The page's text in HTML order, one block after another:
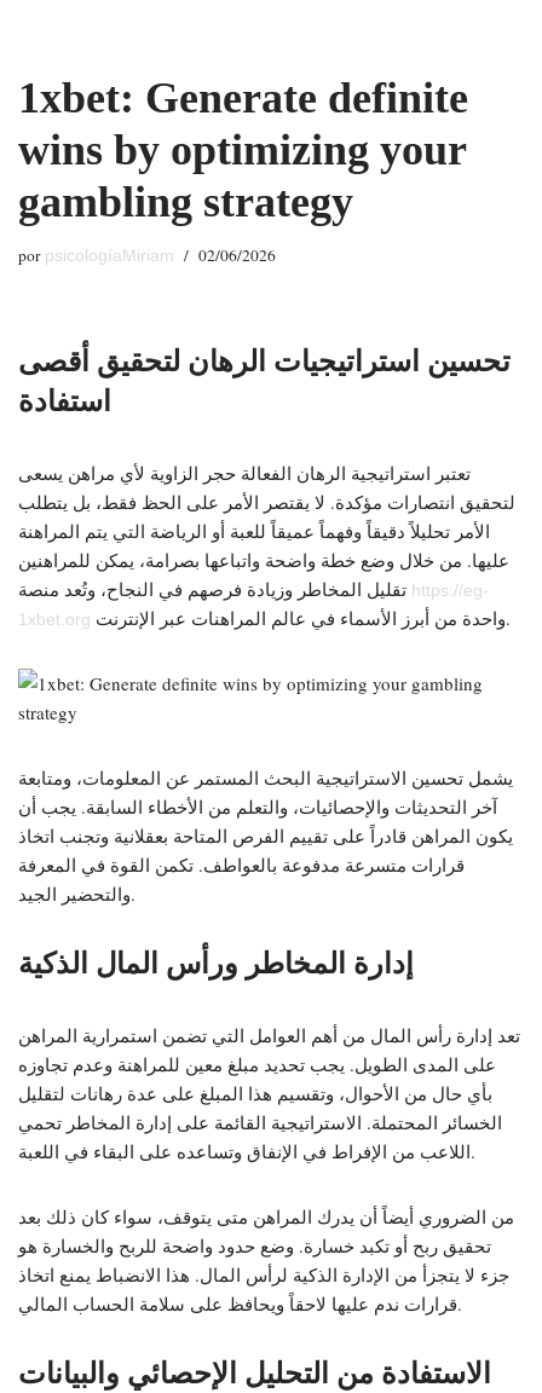
al
contenido
1xbet: Generate definite
wins by optimizing your
gambling strategy
por psicologíaMiriam 02/06/2026
تحسين استراتيجيات الرهان لتحقيق أقصى
استفادة
تعتبر استراتيجية الرهان الفعالة حجر الزاوية لأي مراهن يسعى
لتحقيق انتصارات مؤكدة. لا يقتصر الأمر على الحظ فقط، بل يتطلب
الأمر تحليلاً دقيقاً وفهماً عميقاً للعبة أو الرياضة التي يتم المراهنة
عليها. من خلال وضع خطة واضحة واتباعها بصرامة، يمكن للمراهنين
https://eg-
1xbet.org
واحدة من أبرز الأسماء في عالم المراهنات عبر الإنترنت.
يشمل تحسين الاستراتيجية البحث المستمر عن المعلومات، ومتابعة
آخر التحديثات والإحصائيات، والتعلم من الأخطاء السابقة. يجب أن
يكون المراهن قادراً على تقييم الفرص المتاحة بعقلانية وتجنب اتخاذ
قرارات متسرعة مدفوعة بالعواطف. تكمن القوة في المعرفة
والتحضير الجيد.
إدارة المخاطر ورأس المال الذكية
تعد إدارة رأس المال من أهم العوامل التي تضمن استمرارية المراهن
على المدى الطويل. يجب تحديد مبلغ معين للمراهنة وعدم تجاوزه
بأي حال من الأحوال، وتقسيم هذا المبلغ على عدة رهانات لتقليل
الخسائر المحتملة. الاستراتيجية القائمة على إدارة المخاطر تحمي
اللاعب من الإفراط في الإنفاق وتساعده على البقاء في اللعبة.
من الضروري أيضاً أن يدرك المراهن متى يتوقف، سواء كان ذلك بعد
تحقيق ربح أو تكبد خسارة. وضع حدود واضحة للربح والخسارة هو
جزء لا يتجزأ من الإدارة الذكية لرأس المال. هذا الانضباط يمنع اتخاذ
قرارات ندم عليها لاحقاً ويحافظ على سلامة الحساب المالي.
الاستفادة من التحليل الإحصائي والبيانات